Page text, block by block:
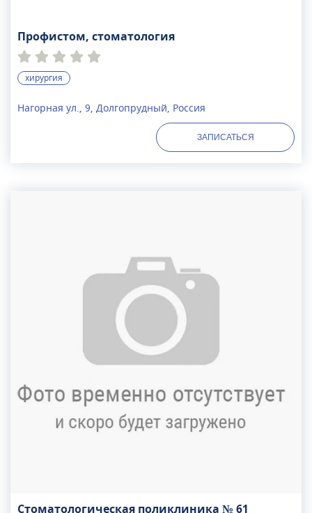
Профистом, стоматология
хирургия
Нагорная ул., 9, Долгопрудный, Россия
ЗАПИСАТЬСЯ